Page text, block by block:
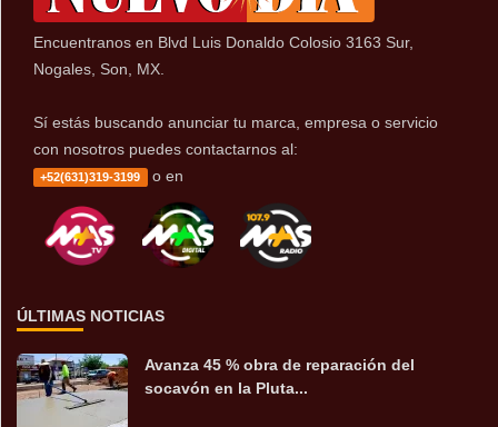
Encuentranos en Blvd Luis Donaldo Colosio 3163 Sur,
Nogales, Son, MX.
Sí estás buscando anunciar tu marca, empresa o servicio
con nosotros puedes contactarnos al:
+52(631)319-3199 o en
ÚLTIMAS NOTICIAS
Avanza 45 % obra de reparación del
socavón en la Pluta...